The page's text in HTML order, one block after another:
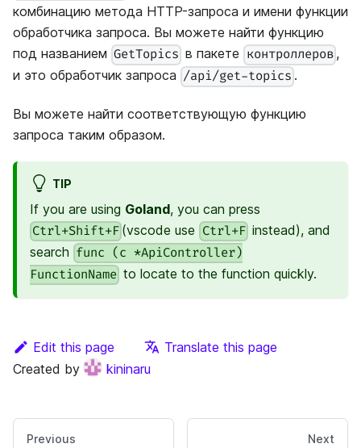
комбинацию метода HTTP-запроса и имени функции
обработчика запроса. Вы можете найти функцию
под названием GetTopics в пакете контроллеров ,
и это обработчик запроса /api/get-topics .
Вы можете найти соответствующую функцию
запроса таким образом.
TIP
If you are using Goland, you can press
Ctrl+Shift+F (vscode use Ctrl+Finstead), and
search func (c *ApiController)
FunctionName to locate to the function quickly.
Edit this page
Translate this page
Created by
kininaru
Previous Next